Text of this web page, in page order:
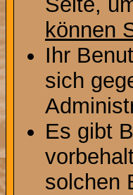
können
Ihr
sich
Es gibt
solchen